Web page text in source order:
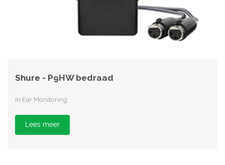
Shure - P9HW bedraad
In Ear Monitoring
Lees meer